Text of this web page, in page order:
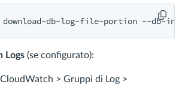
db-log-file-portion --db-
Logs (se configurato):
> Gruppi di Log >